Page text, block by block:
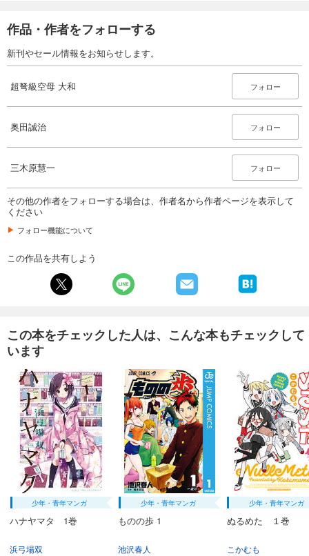
作品・作者をフォローする
新刊やセール情報をお知らせします。
超弩級空母 大和 フォロー
奥田誠治 フォロー
三木原慧一 フォロー
その他の作者をフォローする場合は、作者名から作者ページを表示して
ください
フォロー機能について
この作品を共有しよう
この本をチェックした人は、こんな本もチェックして
います
少年・青年マンガ
ハナヤマタ 1巻
浜弓場双
少年・青年マンガ
ものの歩 1
池沢春人
少年・青年マンガ
ぬるめた １巻
こかむも